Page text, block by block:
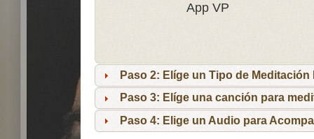
App VP
Paso 2: Elíge un Tipo de Meditación
Paso 3: Elíge una canción para
Paso 4: Elige un Audio para